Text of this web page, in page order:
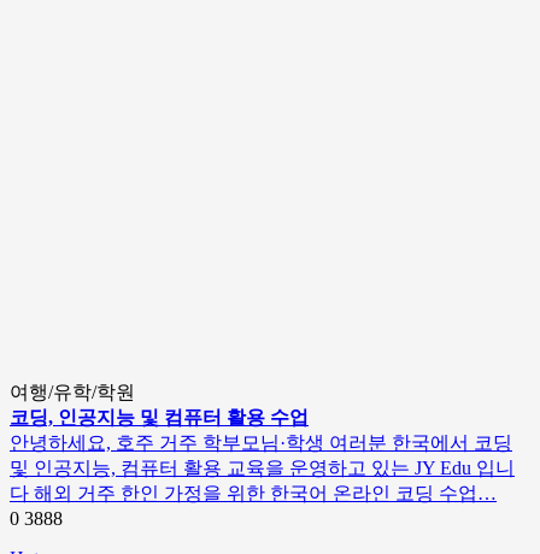
여행/유학/학원
코딩, 인공지능 및 컴퓨터 활용 수업
안녕하세요, 호주 거주 학부모님·학생 여러분 한국에서 코딩
및 인공지능, 컴퓨터 활용 교육을 운영하고 있는 JY Edu 입니
다 해외 거주 한인 가정을 위한 한국어 온라인 코딩 수업…
0 3888